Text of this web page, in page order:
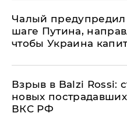
Чалый
шаге Путина,
чтобы Украина
Взрыв в Balzi Rossi:
новых
ВКС РФ